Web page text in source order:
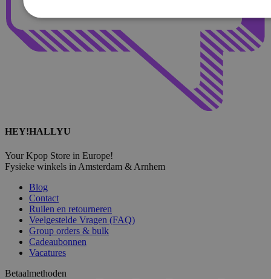
HEY!HALLYU
Your Kpop Store in Europe!
Fysieke winkels in Amsterdam & Arnhem
Blog
Contact
Ruilen en retourneren
Veelgestelde Vragen (FAQ)
Group orders & bulk
Cadeaubonnen
Vacatures
Betaalmethoden